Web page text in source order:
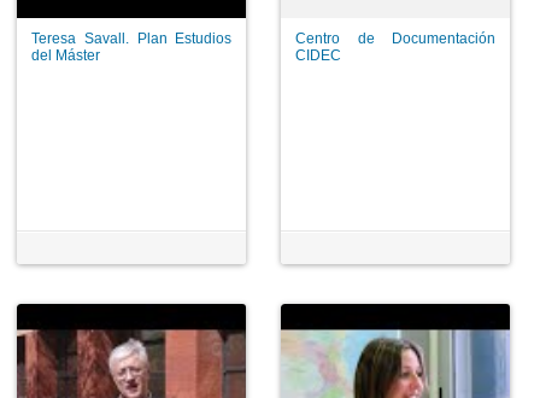
Teresa Savall. Plan Estudios
del Máster
Centro de Documentación
CIDEC